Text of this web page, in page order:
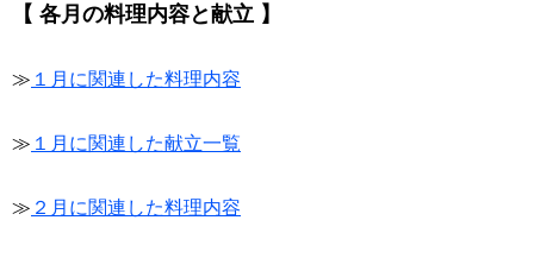
【 各月の料理内容と献立 】
≫ １月に関連した料理内容
≫ １月に関連した献立一覧
≫ ２月に関連した料理内容